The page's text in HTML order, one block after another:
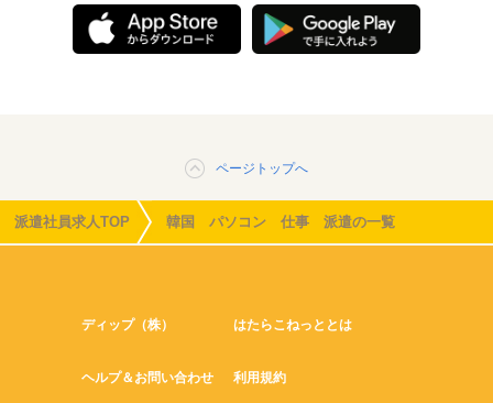
ページトップへ
派遣社員求人TOP 韓国 パソコン 仕事 派遣の一覧
ディップ（株） はたらこねっととは
ヘルプ＆お問い合わせ 利用規約